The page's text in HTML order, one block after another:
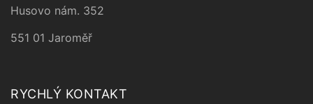
Husovo nám. 352
551 01 Jaroměř
RYCHLÝ KONTAKT